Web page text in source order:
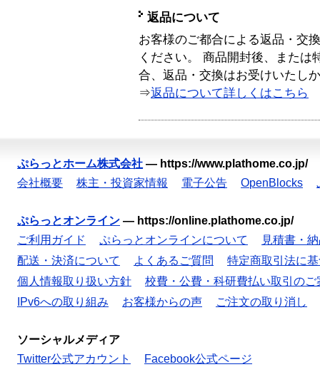
返品について
お客様のご都合による返品・交
ください。 商品開封後、または
合、返品・交換はお受けいたし
⇒返品について詳しくはこちら
ぷらっとホーム株式会社 — https://www.plathome.co.jp/
会社概要
株主・投資家情報 電子公告 OpenBlocks
ぷらっとオンライン — https://online.plathome.co.jp/
ご利用ガイド
ぷらっとオンラインについて
見積書・
配送・決済について
よくあるご質問
特定商取引法に
個人情報取り扱い方針
校費・公費・科研費払い取引のご
IPv6への取り組み
お客様からの声 ご注文の取り消し
ソーシャルメディア
Twitter公式アカウント
Facebook公式ページ